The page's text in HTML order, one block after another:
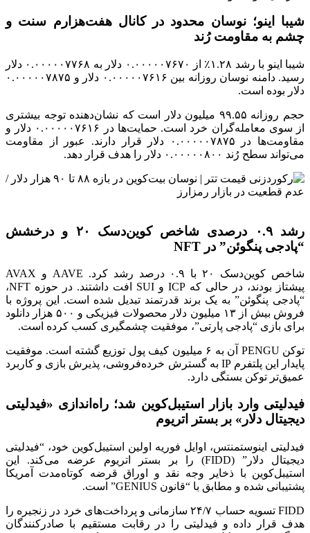
شیبا اینو؛ نوسان محدود در کانال هفت‌هزارم سنت و
چشم به مقاومت رُند
شیبا اینو با رشد ۱.۲۸٪ از ۰.۰۰۰۰۰۷۶۷۰ دلار به ۰.۰۰۰۰۰۷۷۶۸ دلار
رسید. دامنه نوسان روزانه بین ۰.۰۰۰۰۰۷۶۱۶ دلار و ۰.۰۰۰۰۰۷۸۷۵
دلار بوده است.
حجم روزانه ۹۹.۵۵ میلیون دلار است که نشان‌دهنده توجه بیشتری
از سوی معامله‌گران خرد است. حمایت‌ها در ۰.۰۰۰۰۰۷۶۱۶ دلار و
مقاومت‌ها در ۰.۰۰۰۰۰۷۸۷۵ دلار قرار دارند. عبور از مقاومت
می‌تواند سطح رُند ۰.۰۰۰۰۰۸۰۰ دلار را هدف قرار دهد.
رشد ۰.۹ درصدی شاخص کوین‌دسک ۲۰ و درخشش
“پادجی پنگوئن” در NFT
شاخص کوین‌دسک ۲۰ با ۰.۹ درصد رشد کرد. AAVE و AVAX
پیشتاز بودند، در حالی که ICP و SUI افت داشتند. در حوزه NFT،
“پادجی پنگوئن” به یک برند قدرتمند تبدیل شده است. این پروژه با
فروش بیش از ۱۳ میلیون دلار محصولات فیزیکی و ۵۰۰ هزار دانلود
برای بازی “پادجی پارتی”، موفقیت چشمگیری کسب کرده است.
توکن PENGU آن به ۶ میلیون کیف پول توزیع گشته است. موفقیت
پایدار این پلتفرم IP به گسترش خرده‌فروشی، پذیرش بازی و کاربرد
عمیق‌تر توکن بستگی دارد.
فیدلیتی وارد بازار استیبل‌کوین شد؛ راه‌اندازی «فیدلیتی
دیجیتال دلار» بر بستر اتریوم
فیدلیتی اینوستمنتس، اوایل فوریه اولین استیبل‌کوین خود، “فیدلیتی
دیجیتال دلار” (FIDD) را بر بستر اتریوم عرضه می‌کند. این
استیبل‌کوین با ذخایر وجه نقد و اوراق قرضه کوتاه‌مدت آمریکا
پشتیبانی شده و مطابق با “قانون GENIUS” است.
FIDD تسویه حساب ۲۴/۷ سازمانی و پرداخت‌های خرد در زنجیره را
هدف قرار داده و فیدلیتی را در رقابت مستقیم با صادرکنندگان